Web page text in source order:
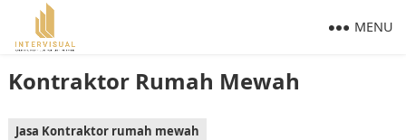
Kontraktor Rumah Mewah
MENU
Jasa Kontraktor rumah mewah